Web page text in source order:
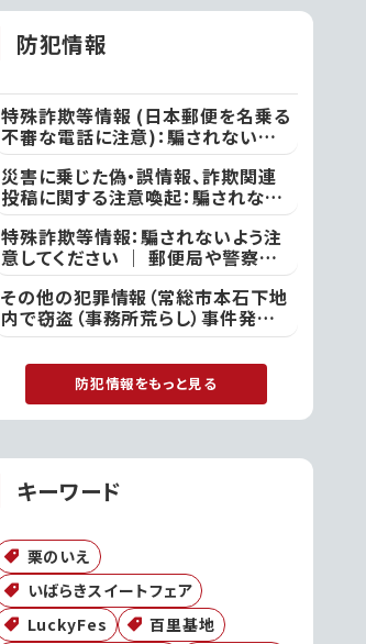
『PGMプロアマ
防犯情報
特殊詐欺等情報 (日本郵便を名乗る
不審な電話に注意)：騙されないよう
注意してください ｜ ●本日、竜ケ崎
警察署
災害に乗じた偽・誤情報、詐欺関連
投稿に関する注意喚起：騙されない
よう注意してください ｜ 不審な投
稿やメール等で不安を感じた際は、
最寄りの警察署
特殊詐欺等情報：騙されないよう注
意してください ｜ 郵便局や警察を
名乗る者から「あなたの名義の郵便
物が」や「あなた名義の口座が」など
といった電話があった際には、決して
対応せず、すぐに電話を切って取手
警察署
その他の犯罪情報（常総市本石下地
内で窃盗（事務所荒らし）事件発
生）：付近の方は注意してください
｜ 常総警察署
防犯情報をもっと見る
キーワード
栗のいえ
いばらきスイートフェア
LuckyFes
百里基地